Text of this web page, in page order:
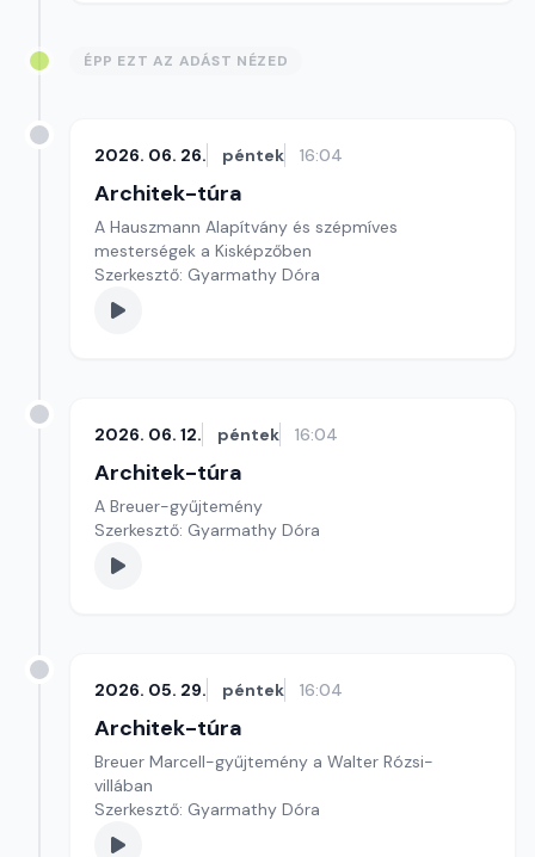
ÉPP EZT AZ ADÁST NÉZED
2026. 06. 26. péntek 16:04
Architek-túra
A Hauszmann Alapítvány és szépmíves
mesterségek a Kisképzőben
Szerkesztő: Gyarmathy Dóra
2026. 06. 12. péntek 16:04
Architek-túra
A Breuer-gyűjtemény
Szerkesztő: Gyarmathy Dóra
2026. 05. 29. péntek 16:04
Architek-túra
Breuer Marcell-gyűjtemény a Walter Rózsi-
villában
Szerkesztő: Gyarmathy Dóra